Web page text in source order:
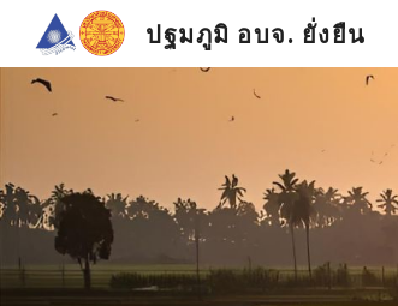
ปฐมภูมิ อบจ. ยั่งยืน